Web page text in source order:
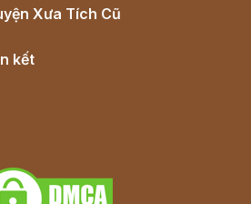
Xưa Tích Cũ
kết